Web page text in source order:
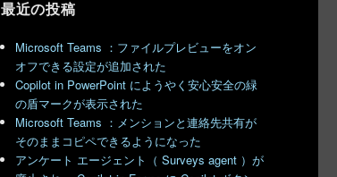
最近の投稿
Microsoft Teams ：ファイルプレビューをオン
オフできる設定が追加された
Copilot in PowerPoint にようやく安心安全の緑
の盾マークが表示された
Microsoft Teams ：メンションと連絡先共有が
そのままコピペできるようになった
アンケート エージェント（ Surveys agent ）が